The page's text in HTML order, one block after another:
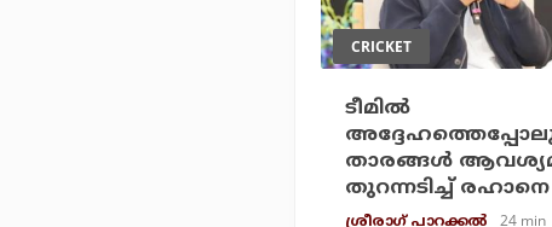
CRICKET
ടീമില്‍
താരങ്ങള്‍
തുറന്നടിച്ച് രഹാനെ
ശ്രീരാഗ് പാറക്കല്‍ 24 min